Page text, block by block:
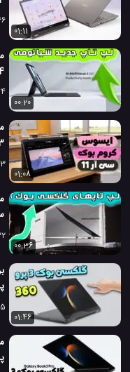
66
01:11
00:20
73
01:08
00:36
01:46